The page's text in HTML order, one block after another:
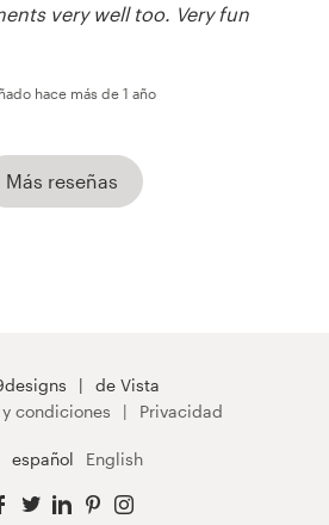
very well too. Very fun
hace más de 1 año
Más reseñas
de Vista
condiciones
Privacidad
español English